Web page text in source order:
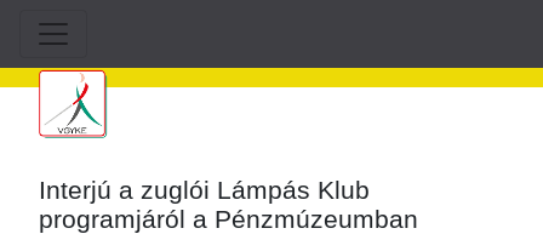
Interjú a zuglói Lámpás Klub
programjáról a Pénzmúzeumban